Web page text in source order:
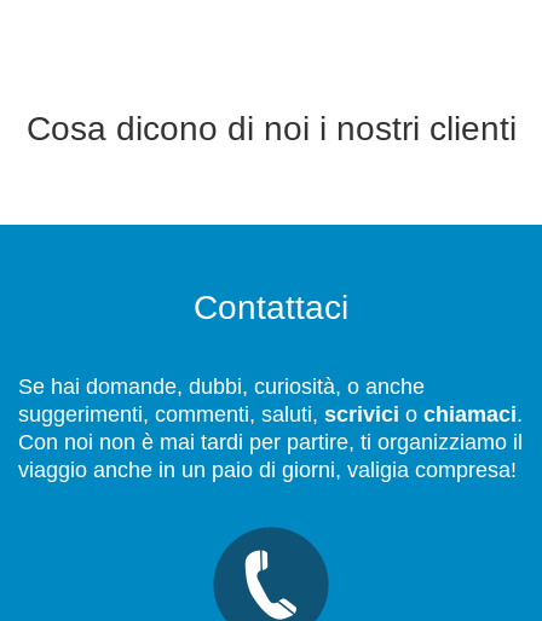
Cosa dicono di noi i nostri clienti
Contattaci
Se hai domande, dubbi, curiosità, o anche
suggerimenti, commenti, saluti, scrivici o chiamaci.
Con noi non è mai tardi per partire, ti organizziamo il
viaggio anche in un paio di giorni, valigia compresa!